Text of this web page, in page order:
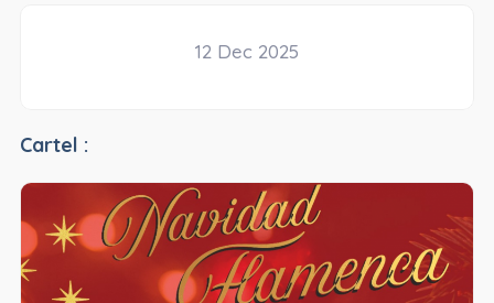
12 Dec 2025
Cartel :